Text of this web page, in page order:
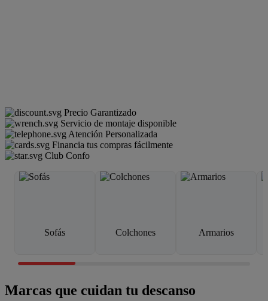
Precio Garantizado
Servicio de montaje disponible
Atención Personalizada
Financia tus compras fácilmente
Club Confo
Sofás Colchones Armarios
Marcas que cuidan tu descanso